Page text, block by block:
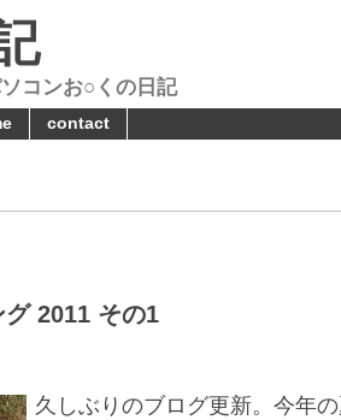
コンお○くの日記
contact
2011 その1
久しぶりのブログ更新。今年